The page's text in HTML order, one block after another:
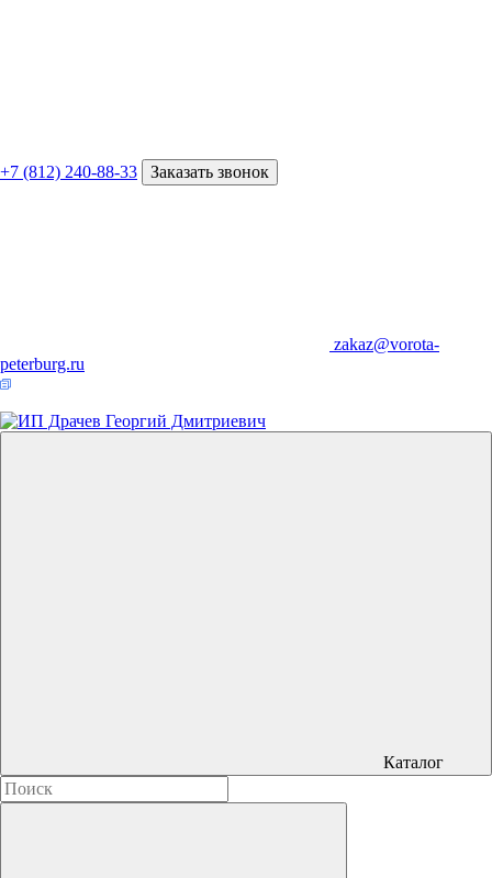
+7 (812) 240-88-33 Заказать звонок
zakaz@vorota-
peterburg.ru
Каталог